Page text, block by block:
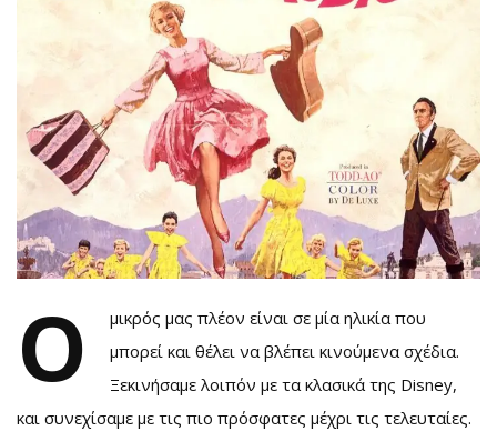
Ο
μικρός μας πλέον είναι σε μία ηλικία που
μπορεί και θέλει να βλέπει κινούμενα σχέδια.
Ξεκινήσαμε λοιπόν με τα κλασικά της Disney,
και συνεχίσαμε με τις πιο πρόσφατες μέχρι τις τελευταίες.